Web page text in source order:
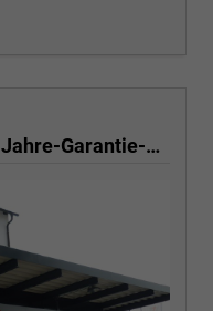
Selection 1.0 TSI 95 PS 4-Jahre-Garantie-AppleCarPlay-AndroidAuto-LED-PDC-Sitzheizung-DAB-Klima